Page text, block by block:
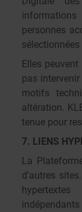
personnes
Elles
pas
motifs
altération.
tenue pour
7. LIENS
La
d'autres